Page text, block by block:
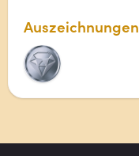
Auszeichnungen